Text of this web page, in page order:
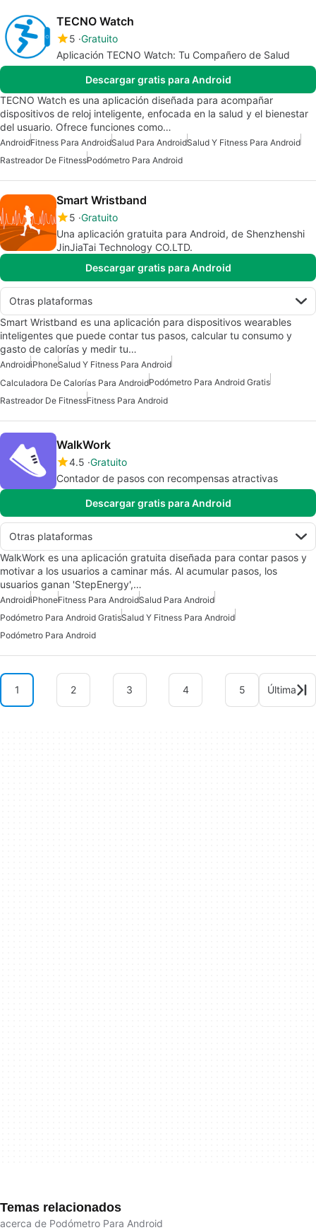
TECNO Watch
5 Gratuito
Aplicación TECNO Watch: Tu Compañero de Salud
Descargar gratis para Android
TECNO Watch es una aplicación diseñada para acompañar
dispositivos de reloj inteligente, enfocada en la salud y el bienestar
del usuario. Ofrece funciones como…
AndroidFitness Para AndroidSalud Para AndroidSalud Y Fitness Para Android
Rastreador De FitnessPodómetro Para Android
Smart Wristband
5 Gratuito
Una aplicación gratuita para Android, de Shenzhenshi
JinJiaTai Technology CO.LTD.
Descargar gratis para Android
Otras plataformas
Smart Wristband es una aplicación para dispositivos wearables
inteligentes que puede contar tus pasos, calcular tu consumo y
gasto de calorías y medir tu…
AndroidiPhoneSalud Y Fitness Para Android
Calculadora De Calorías Para AndroidPodómetro Para Android Gratis
Rastreador De FitnessFitness Para Android
WalkWork
4.5 Gratuito
Contador de pasos con recompensas atractivas
Descargar gratis para Android
Otras plataformas
WalkWork es una aplicación gratuita diseñada para contar pasos y
motivar a los usuarios a caminar más. Al acumular pasos, los
usuarios ganan 'StepEnergy',…
AndroidiPhoneFitness Para AndroidSalud Para Android
Podómetro Para Android GratisSalud Y Fitness Para Android
Podómetro Para Android
1 2 3 4 5 Última
Temas relacionados
acerca de Podómetro Para Android